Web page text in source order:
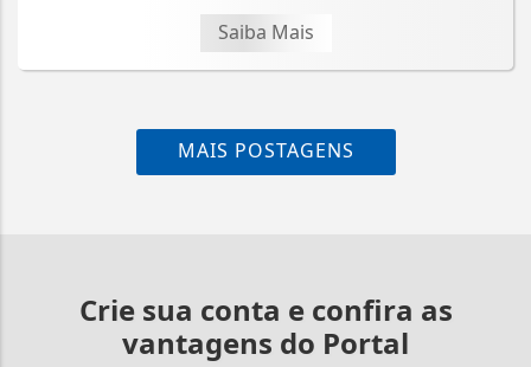
Saiba Mais
MAIS POSTAGENS
Crie sua conta e confira as
vantagens do Portal